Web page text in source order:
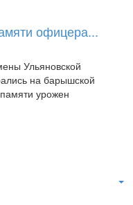
офицера...
Ульяновской
на барышской
урожен